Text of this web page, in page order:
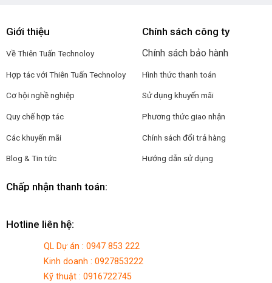
Giới thiệu
Về Thiên Tuấn Technoloy
Hợp tác với Thiên Tuấn Technoloy
Cơ hội nghề nghiệp
Quy chế hợp tác
Các khuyến mãi
Blog & Tin tức
Chính sách công ty
Chính sách bảo hành
Hình thức thanh toán
Sử dụng khuyến mãi
Phương thức giao nhận
Chính sách đổi trả hàng
Hướng dẫn sử dụng
Chấp nhận thanh toán:
Hotline liên hệ:
QL Dự án : 0947 853 222
Kinh doanh : 0927853222
Kỹ thuật : 0916722745